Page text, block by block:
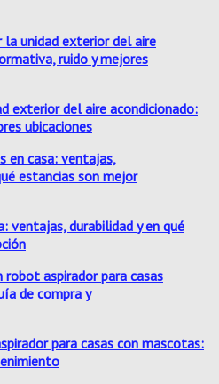
exterior del aire acondicionado:
ubicaciones
ventajas, durabilidad y en qué
para casas con mascotas: